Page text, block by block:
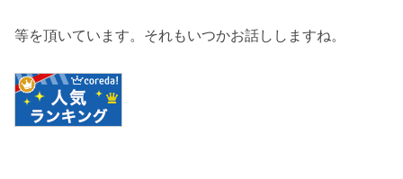
等を頂いています。それもいつかお話ししますね。